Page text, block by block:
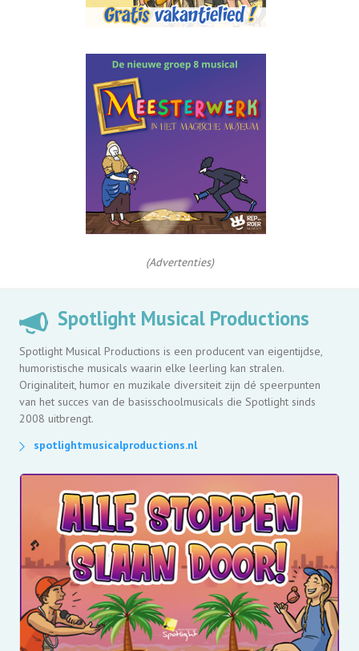
(Advertenties)
Spotlight Musical Productions
Spotlight Musical Productions is een producent van eigentijdse,
humoristische musicals waarin elke leerling kan stralen.
Originaliteit, humor en muzikale diversiteit zijn dé speerpunten
van het succes van de basisschoolmusicals die Spotlight sinds
2008 uitbrengt.
spotlightmusicalproductions.nl